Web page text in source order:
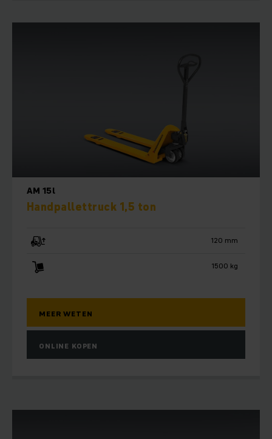
AM 15l
Handpallettruck 1,5 ton
120 mm
1500 kg
MEER WETEN
ONLINE KOPEN